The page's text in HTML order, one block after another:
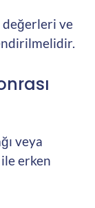
değerleri ve
veya
erken